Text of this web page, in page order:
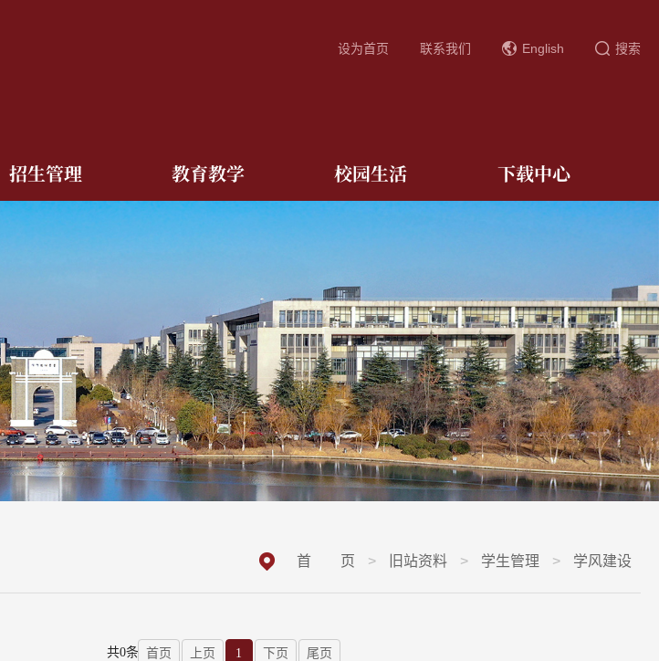
设为首页 联系我们 English 搜索
招生管理 教育教学 校园生活 下载中心
首 页 > 旧站资料 > 学生管理 > 学风建设
共0条 首页 上页 1 下页 尾页